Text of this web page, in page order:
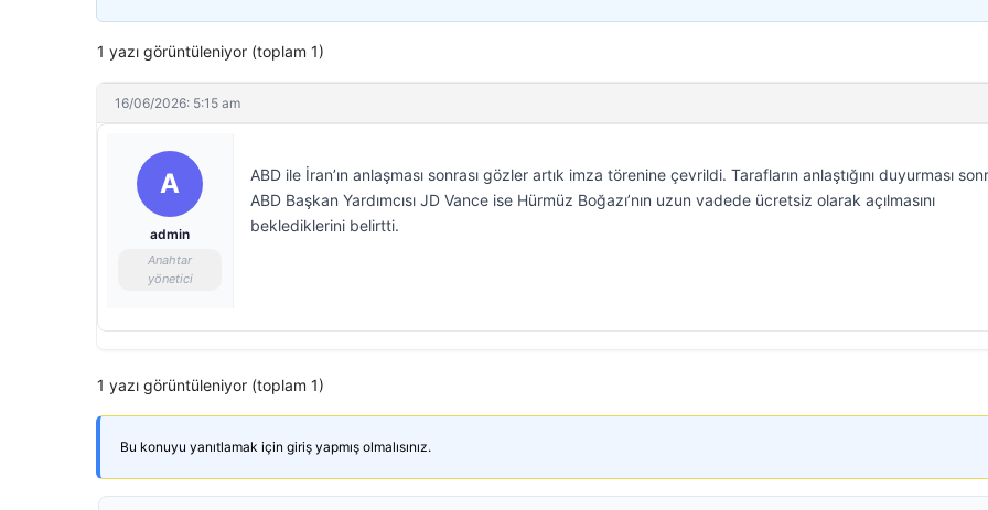
1 yazı görüntüleniyor (toplam 1)
16/06/2026: 5:15 am
A
admin
Anahtar
yönetici
ABD ile İran’ın anlaşması sonrası gözler artık imza törenine çevrildi. Tarafların anlaştığını duyurması
ABD Başkan Yardımcısı JD Vance ise Hürmüz Boğazı’nın uzun vadede ücretsiz olarak açılmasını
beklediklerini belirtti.
1 yazı görüntüleniyor (toplam 1)
Bu konuyu yanıtlamak için giriş yapmış olmalısınız.